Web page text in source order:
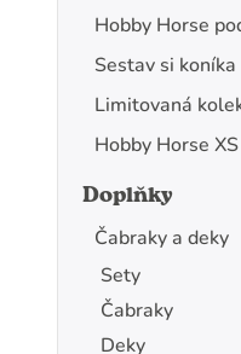
Hobby Horse
Sestav si koníka
Limitovaná
Hobby Horse XS
Doplňky
Čabraky a deky
Sety
Čabraky
Deky